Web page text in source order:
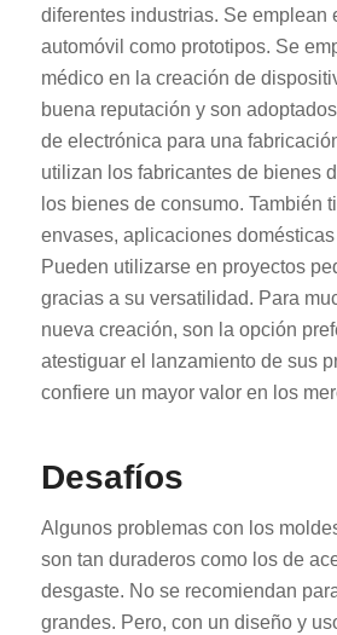
diferentes industrias. Se emplean
automóvil como prototipos. Se
médico en la creación de
buena reputación y son
de electrónica para una
utilizan los fabricantes de bienes
los bienes de consumo. También
envases, aplicaciones
Pueden utilizarse en proyectos
gracias a su versatilidad. Para
nueva creación, son la opción
atestiguar el lanzamiento de sus
confiere un mayor valor en los
Desafíos
Algunos problemas con los
son tan duraderos como los de
desgaste. No se recomiendan
grandes. Pero, con un diseño y